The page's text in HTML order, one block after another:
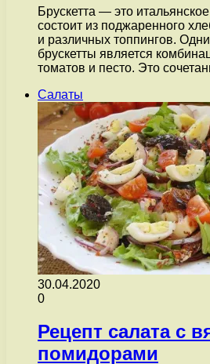
Брускетта — это
состоит из поджаренного
и различных топпингов.
брускетты является
томатов и песто. Это
Салаты
30.04.2020
0
Рецепт салата с
помидорами